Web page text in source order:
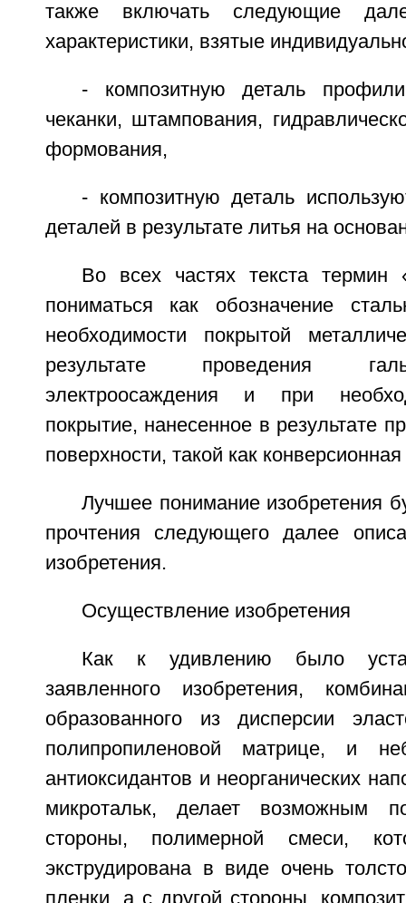
также включать следующие
характеристики, взятые
- композитную деталь
чеканки, штампования,
формования,
- композитную деталь
деталей в результате литья на
Во всех частях текста термин
пониматься как обозначение
необходимости покрытой
результате проведения
электроосаждения и при
покрытие, нанесенное в результате
поверхности, такой как
Лучшее понимание изобретения
прочтения следующего далее
изобретения.
Осуществление изобретения
Как к удивлению было
заявленного изобретения,
образованного из дисперсии
полипропиленовой матрице, и
антиоксидантов и неорганических
микротальк, делает возможным
стороны, полимерной смеси,
экструдирована в виде очень
пленки, а с другой стороны,